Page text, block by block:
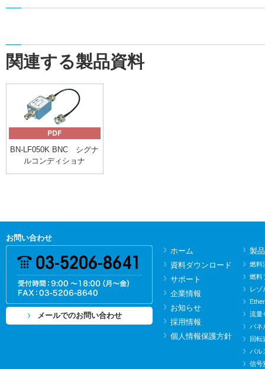
関連する製品資料
BN-LF050K BNC シグナ
ルコンディショナ
お問い合わせ
メールでのお問い合わせ
ホーム
資料ダウンロード
サポート
企業情報
お知らせ
採用情報
個人情報保護方針
製
燃料
燃料
レゾ
流量
パネ
回転
パル
信号